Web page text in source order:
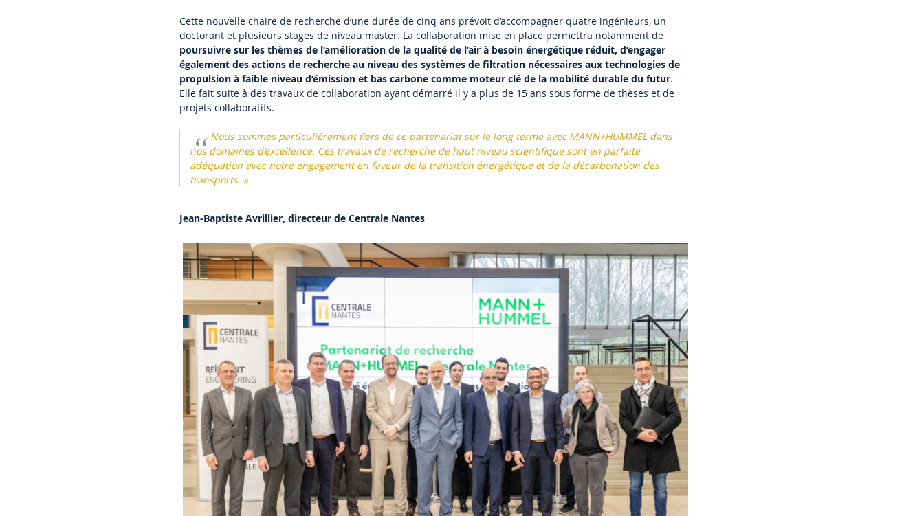
Cette nouvelle chaire de recherche d’une durée de cinq ans prévoit d’accompagner quatre ingénieurs, un
doctorant et plusieurs stages de niveau master. La collaboration mise en place permettra notamment de
poursuivre sur les thèmes de l’amélioration de la qualité de l’air à besoin énergétique réduit, d’engager
également des actions de recherche au niveau des systèmes de filtration nécessaires aux technologies de
propulsion à faible niveau d’émission et bas carbone comme moteur clé de la mobilité durable du futur.
Elle fait suite à des travaux de collaboration ayant démarré il y a plus de 15 ans sous forme de thèses et de
projets collaboratifs.
Nous sommes particulièrement fiers de ce partenariat sur le long terme avec MANN+HUMMEL dans
nos domaines d’excellence. Ces travaux de recherche de haut niveau scientifique sont en parfaite
adéquation avec notre engagement en faveur de la transition énergétique et de la décarbonation des
transports. »
Jean-Baptiste Avrillier, directeur de Centrale Nantes